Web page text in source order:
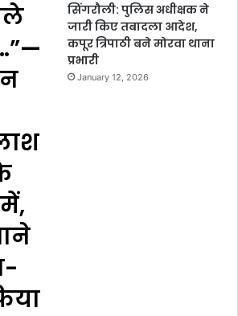
सिंगरौली: पुलिस अधीक्षक ने
जारी किए तबादला आदेश,
कपूर त्रिपाठी बने मोरवा थाना
प्रभारी
January 12, 2026